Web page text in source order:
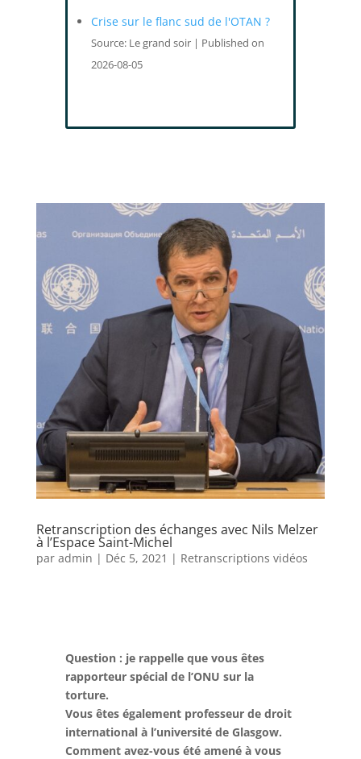
Crise sur le flanc sud de l'OTAN ?
Source: Le grand soir
Published on
2026-08-05
Retranscription des échanges avec Nils Melzer
à l’Espace Saint-Michel
par admin | Déc 5, 2021 | Retranscriptions vidéos
Question : je rappelle que vous êtes
rapporteur spécial de l’ONU sur la
torture.
Vous êtes également professeur de droit
international à l’université de Glasgow.
Comment avez-vous été amené à vous